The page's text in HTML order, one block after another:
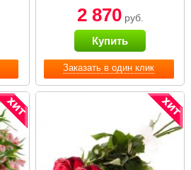
Заказать в один клик
2 870руб.
Купить